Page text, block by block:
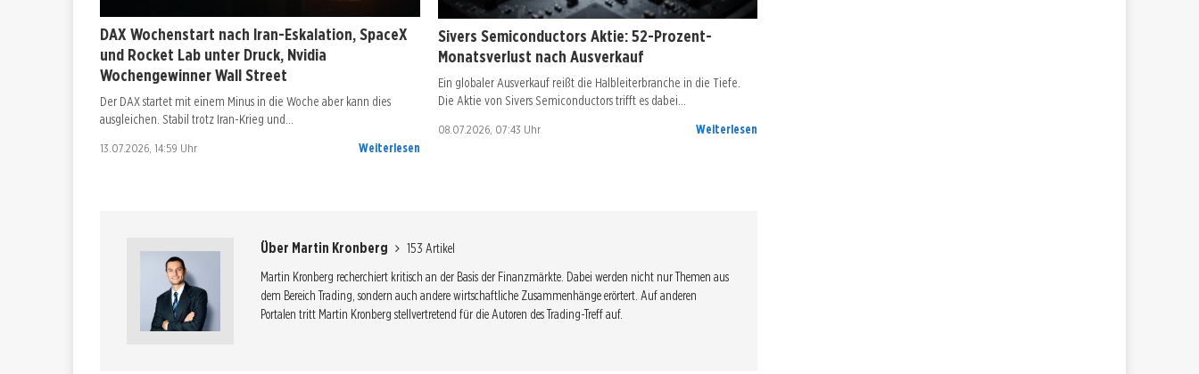
DAX Wochenstart nach Iran-Eskalation, SpaceX
und Rocket Lab unter Druck, Nvidia
Wochengewinner Wall Street
Der DAX startet mit einem Minus in die Woche aber kann dies
ausgleichen. Stabil trotz Iran-Krieg und…
13.07.2026, 14:59 Uhr Weiterlesen
Sivers Semiconductors Aktie: 52-Prozent-
Monatsverlust nach Ausverkauf
Ein globaler Ausverkauf reißt die Halbleiterbranche in die Tiefe.
Die Aktie von Sivers Semiconductors trifft es dabei…
08.07.2026, 07:43 Uhr Weiterlesen
Über Martin Kronberg
153 Artikel
Martin Kronberg recherchiert kritisch an der Basis der Finanzmärkte. Dabei werden nicht nur Themen aus
dem Bereich Trading, sondern auch andere wirtschaftliche Zusammenhänge erörtert. Auf anderen
Portalen tritt Martin Kronberg stellvertretend für die Autoren des Trading-Treff auf.